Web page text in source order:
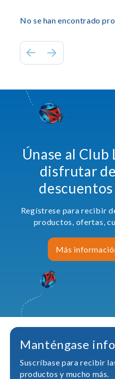
No se han encontrado
Únase al Club
disfrutar
Regístrese para recibir
productos, ofertas,
Más
Manténgase
Suscríbase para recibir
productos y mucho más.